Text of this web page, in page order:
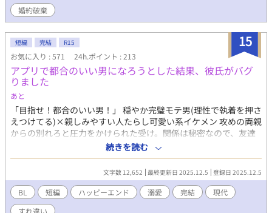
婚約破棄
15
短編 完結 R15
お気に入り : 571 24h.ポイント : 213
アプリで都合のいい男になろうとした結果、彼氏がバグ
りました
あと
「目指せ！都合のいい男！」 穏やか完璧モテ男(理性で執着を押さ
えつけてる)×親しみやすい人たらし可愛い系イケメン 攻めの両親
からの別れろと圧力をかけられた受け。関係は秘密なので、友達
に相談もできない。悩んでいる中、どうしても別れたくないた
め、愛人として、「都合のいい男」になることを決意。人生相談
アプリを手に入れ、努力することにする。しかし、攻めに約束を
破ったと言われ……？ 攻め:深海霧矢 受け:清水奏 前にアンケー
ト取ったら、すれ違い・勘違いものが1位だったのでそれ系です。
ハピエンです。 ひよったら消します。 誤字脱字はサイレント修
続きを読む
文字数 12,652 最終更新日 2025.12.5 登録日 2025.12.5
BL 短編 ハッピーエンド 溺愛 完結
現代
すれ違い